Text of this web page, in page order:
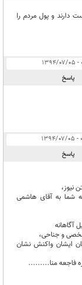
دارند و پول مردم را
پاسخ
پاسخ
نيوز،
شما به آقاى هاشمى
آگاهانه
و جناحى،
ايشان واكنش نشان
فاجعه منا.........